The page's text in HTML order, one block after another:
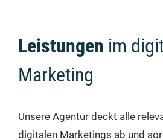
Leistungen im
Marketing
Unse­re Agen­tur deckt alle
digi­ta­len Mar­ke­tings ab und